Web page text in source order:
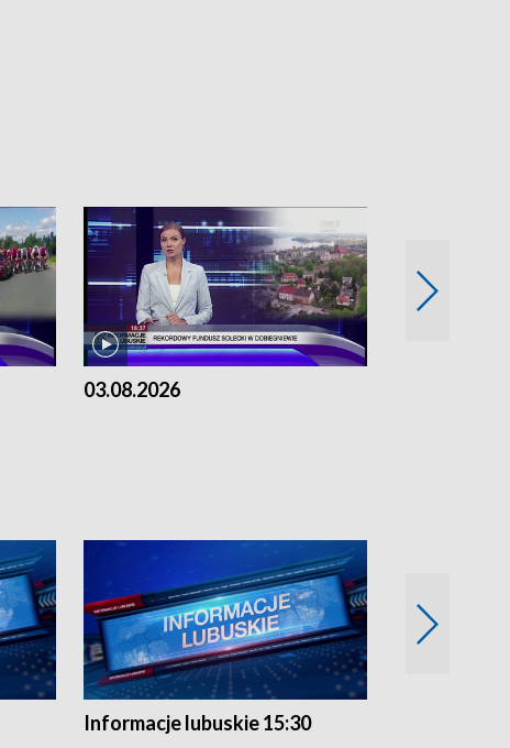
03.08.2026
Informacje lubuskie 15:30